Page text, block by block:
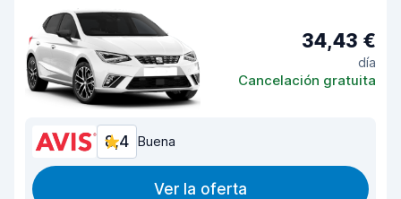
34,43 €
día
Cancelación gratuita
8,4 Buena
Ver la oferta